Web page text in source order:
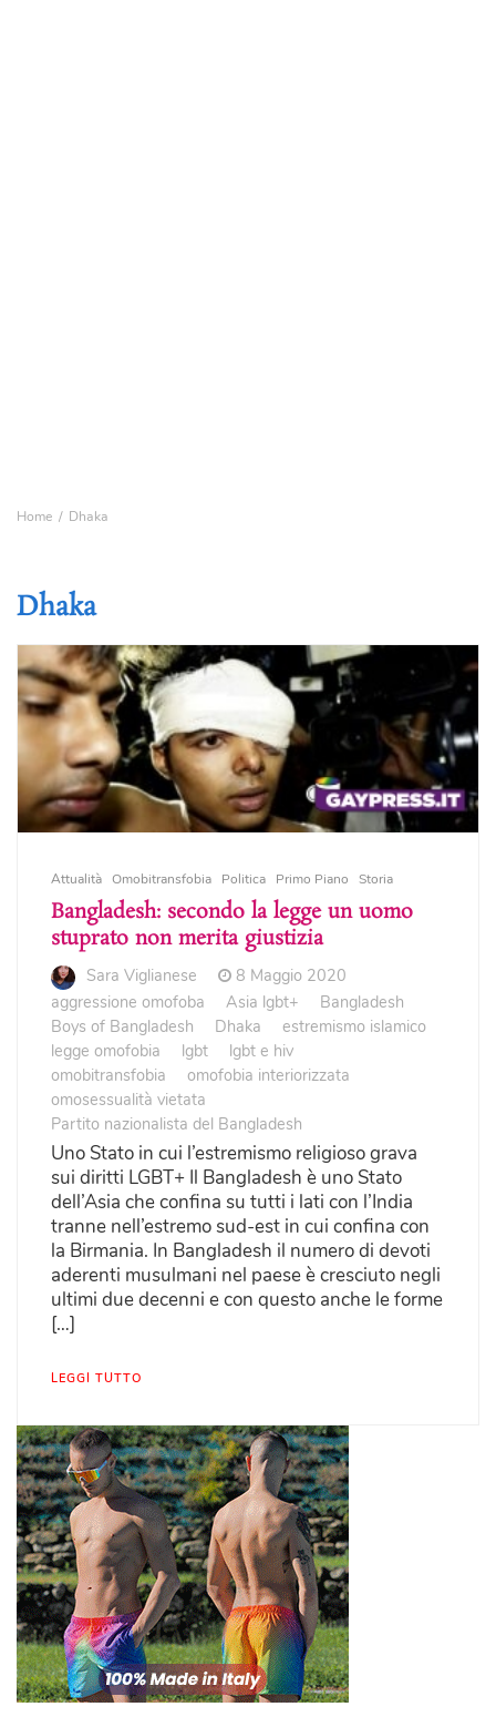
Home Dhaka
Dhaka
Attualità Omobitransfobia Politica Primo Piano Storia
Bangladesh: secondo la legge un uomo
stuprato non merita giustizia
Sara Viglianese
8 Maggio 2020
aggressione omofoba
Asia lgbt+
Bangladesh
Boys of Bangladesh
Dhaka
estremismo islamico
legge omofobia
lgbt
lgbt e hiv
omobitransfobia
omofobia interiorizzata
omosessualità vietata
Partito nazionalista del Bangladesh
Uno Stato in cui l’estremismo religioso grava
sui diritti LGBT+ Il Bangladesh è uno Stato
dell’Asia che confina su tutti i lati con l’India
tranne nell’estremo sud-est in cui confina con
la Birmania. In Bangladesh il numero di devoti
aderenti musulmani nel paese è cresciuto negli
ultimi due decenni e con questo anche le forme
[…]
LEGGI TUTTO